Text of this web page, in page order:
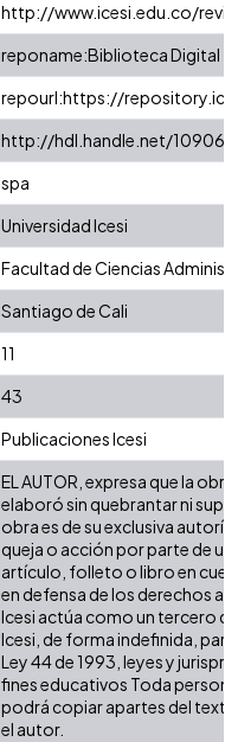
http://www.icesi.edu.co/
reponame:Biblioteca Digital
repourl:https://
http://hdl.handle.net/10906/
spa
Universidad Icesi
Facultad de Ciencias
Santiago de Cali
11
43
Publicaciones Icesi
EL AUTOR, expresa que la
elaboró sin quebrantar ni
obra es de su exclusiva
queja o acción por parte de
artículo, folleto o libro en
en defensa de los derechos
Icesi actúa como un tercero
Icesi, de forma indefinida,
Ley 44 de 1993, leyes y
fines educativos Toda
podrá copiar apartes del
el autor.